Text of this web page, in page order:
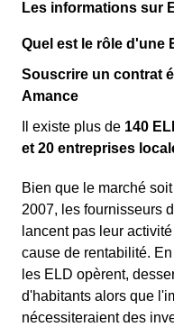
Les informations sur
Quel est le rôle d'une
Souscrire un contrat
Amance
Il existe plus de 140
et 20 entreprises
Bien que le marché
2007, les fournisseurs
lancent pas leur
cause de rentabilité.
les ELD opèrent,
d'habitants alors que
nécessiteraient des